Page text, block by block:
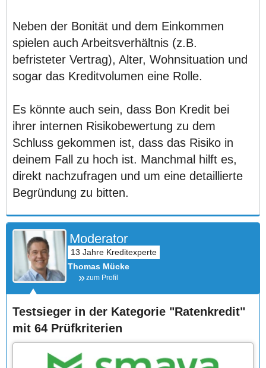
Neben der Bonität und dem Einkommen
spielen auch Arbeitsverhältnis (z.B.
befristeter Vertrag), Alter, Wohnsituation und
sogar das Kreditvolumen eine Rolle.
Es könnte auch sein, dass Bon Kredit bei
ihrer internen Risikobewertung zu dem
Schluss gekommen ist, dass das Risiko in
deinem Fall zu hoch ist. Manchmal hilft es,
direkt nachzufragen und um eine detaillierte
Begründung zu bitten.
Moderator
Thomas Mücke
zum Profil
Testsieger in der Kategorie "Ratenkredit"
mit 64 Prüfkriterien